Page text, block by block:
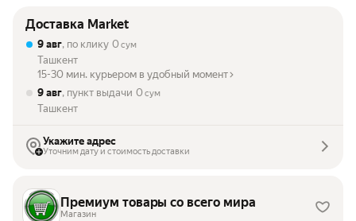
Доставка Market
9 авг, по клику 0 сум
Ташкент
15-30 мин. курьером в удобный момент
9 авг, пункт выдачи 0 сум
Ташкент
Укажите адрес
Уточним дату и стоимость доставки
Премиум товары со всего мира
Магазин